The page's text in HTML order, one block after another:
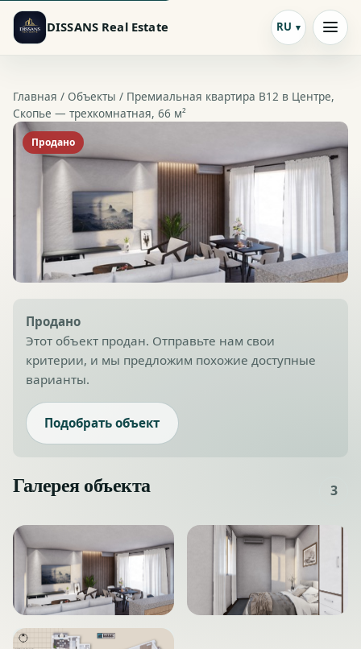
DISSANS Real Estate RU
Главная / Объекты / Премиальная квартира B12 в Центре,
Скопье — трехкомнатная, 66 м²
Продано
Продано
Этот объект продан. Отправьте нам свои
критерии, и мы предложим похожие доступные
варианты.
Подобрать объект
Галерея объекта 3